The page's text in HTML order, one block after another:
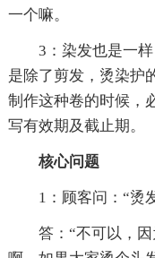
一个嘛。
3：染发也是一样
是除了剪发，烫染护
制作这种卷的时候，
写有效期及截止期。
核心问题
1：顾客问：“烫发
答：“不可以，因